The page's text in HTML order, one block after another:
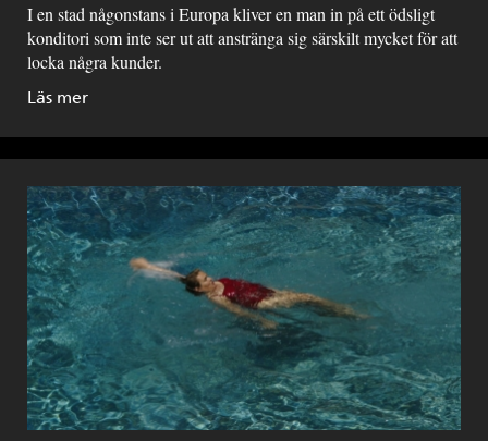
I en stad någonstans i Europa kliver en man in på ett ödsligt
konditori som inte ser ut att anstränga sig särskilt mycket för att
locka några kunder.
Läs mer